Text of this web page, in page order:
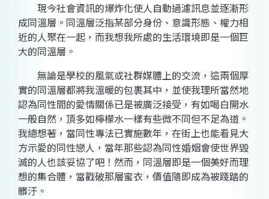
現今社會資訊的爆炸化使人自動過濾訊息並逐漸形
成同溫層。同溫層泛指某部分身份、意識形態、權力相
近的人聚在一起，而我想我所處的生活環境即是一個巨
大的同溫層。
無論是學校的風氣或社群媒體上的交流，這兩個厚
實的同溫層都將我溫暖的包裹其中，並使我理所當然地
認為同性間的愛情關係已是被廣泛接受，有如喝白開水
一般自然，頂多如檸檬水一樣有些微不同但不足為道。
我總想著，當同性專法已實施數年，在街上也能看見大
方示愛的同性戀人，當年那些認為同性婚姻會使世界毀
滅的人也該妥協了吧！然而，同溫層即是一個美好而理
想的集合體，當戳破那層蜜衣，價值隨即成為被踐踏的
髒汙。